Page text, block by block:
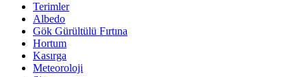
Terimler
Albedo
Gök Gürültülü Fırtına
Hortum
Kasırga
Meteoroloji